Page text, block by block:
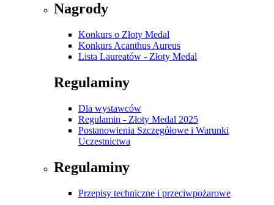
Nagrody
Konkurs o Złoty Medal
Konkurs Acanthus Aureus
Lista Laureatów - Złoty Medal
Regulaminy
Dla wystawców
Regulamin - Złoty Medal 2025
Postanowienia Szczegółowe i Warunki
Uczestnictwa
Regulaminy
Przepisy techniczne i przeciwpożarowe